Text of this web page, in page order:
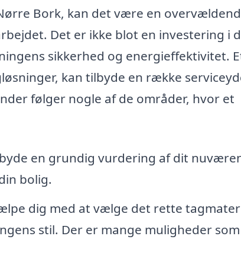
Bork, kan det være en
Det er ikke blot en investering i
sikkerhed og energieffektivitet.
kan tilbyde en række
følger nogle af de områder, hvor et
en grundig vurdering af dit
bolig.
dig med at vælge det rette
stil. Der er mange muligheder